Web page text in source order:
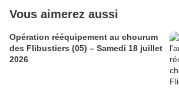
Vous aimerez aussi
Opération rééquipement au chourum
des Flibustiers (05) – Samedi 18 juillet
2026